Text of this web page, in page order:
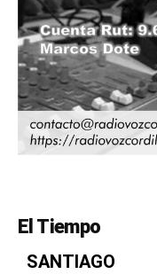
El Tiempo
SANTIAGO